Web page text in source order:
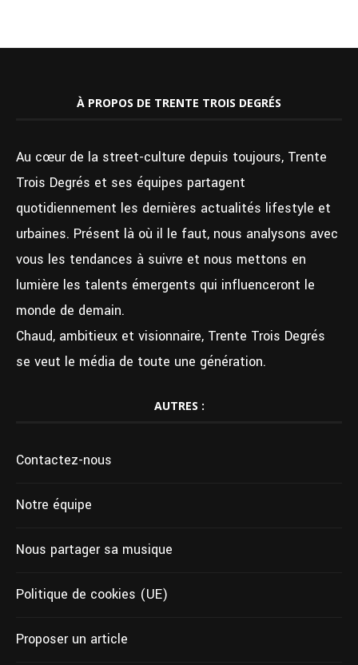
À PROPOS DE TRENTE TROIS DEGRÉS
Au cœur de la street-culture depuis toujours, Trente
Trois Degrés et ses équipes partagent
quotidiennement les dernières actualités lifestyle et
urbaines. Présent là où il le faut, nous analysons avec
vous les tendances à suivre et nous mettons en
lumière les talents émergents qui influenceront le
monde de demain.
Chaud, ambitieux et visionnaire, Trente Trois Degrés
se veut le média de toute une génération.
AUTRES :
Contactez-nous
Notre équipe
Nous partager sa musique
Politique de cookies (UE)
Proposer un article